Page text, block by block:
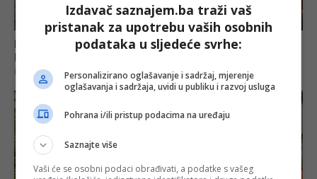
Izdavač saznajem.ba traži vaš
pristanak za upotrebu vaših osobnih
podataka u sljedeće svrhe:
Personalizirano oglašavanje i sadržaj, mjerenje
oglašavanja i sadržaja, uvidi u publiku i razvoj usluga
Pohrana i/ili pristup podacima na uređaju
Saznajte više
Vaši će se osobni podaci obrađivati, a podatke s vašeg